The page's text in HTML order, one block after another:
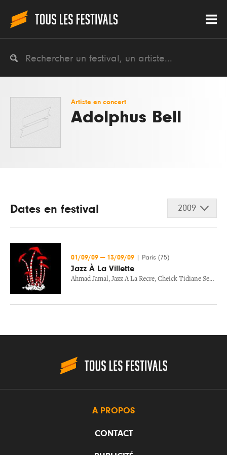
Artiste en concert
Adolphus Bell
Dates en festival 2009
01/09/09 — 13/09/09 Paris (75)
Jazz À La Villette
Ahmad Jamal, Jazz A La Recre, Cheick Tidiane Seck
A PROPOS
CONTACT